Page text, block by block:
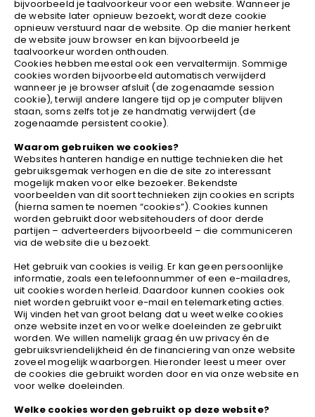
bijvoorbeeld je taalvoorkeur voor een website. Wanneer je
de website later opnieuw bezoekt, wordt deze cookie
opnieuw verstuurd naar de website. Op die manier herkent
de website jouw browser en kan bijvoorbeeld je
taalvoorkeur worden onthouden.
Cookies hebben meestal ook een vervaltermijn. Sommige
cookies worden bijvoorbeeld automatisch verwijderd
wanneer je je browser afsluit (de zogenaamde session
cookie), terwijl andere langere tijd op je computer blijven
staan, soms zelfs tot je ze handmatig verwijdert (de
zogenaamde persistent cookie).
Waarom gebruiken we cookies?
Websites hanteren handige en nuttige technieken die het
gebruiksgemak verhogen en die de site zo interessant
mogelijk maken voor elke bezoeker. Bekendste
voorbeelden van dit soort technieken zijn cookies en scripts
(hierna samen te noemen “cookies”). Cookies kunnen
worden gebruikt door websitehouders of door derde
partijen – adverteerders bijvoorbeeld – die communiceren
via de website die u bezoekt.
Het gebruik van cookies is veilig. Er kan geen persoonlijke
informatie, zoals een telefoonnummer of een e-mailadres,
uit cookies worden herleid. Daardoor kunnen cookies ook
niet worden gebruikt voor e-mail en telemarketing acties.
Wij vinden het van groot belang dat u weet welke cookies
onze website inzet en voor welke doeleinden ze gebruikt
worden. We willen namelijk graag én uw privacy én de
gebruiksvriendelijkheid én de financiering van onze website
zoveel mogelijk waarborgen. Hieronder leest u meer over
de cookies die gebruikt worden door en via onze website en
voor welke doeleinden.
Welke cookies worden gebruikt op deze website?